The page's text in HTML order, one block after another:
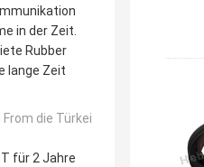
in der Zeit.
Rubber
lange Zeit
die Türkei
für 2 Jahre